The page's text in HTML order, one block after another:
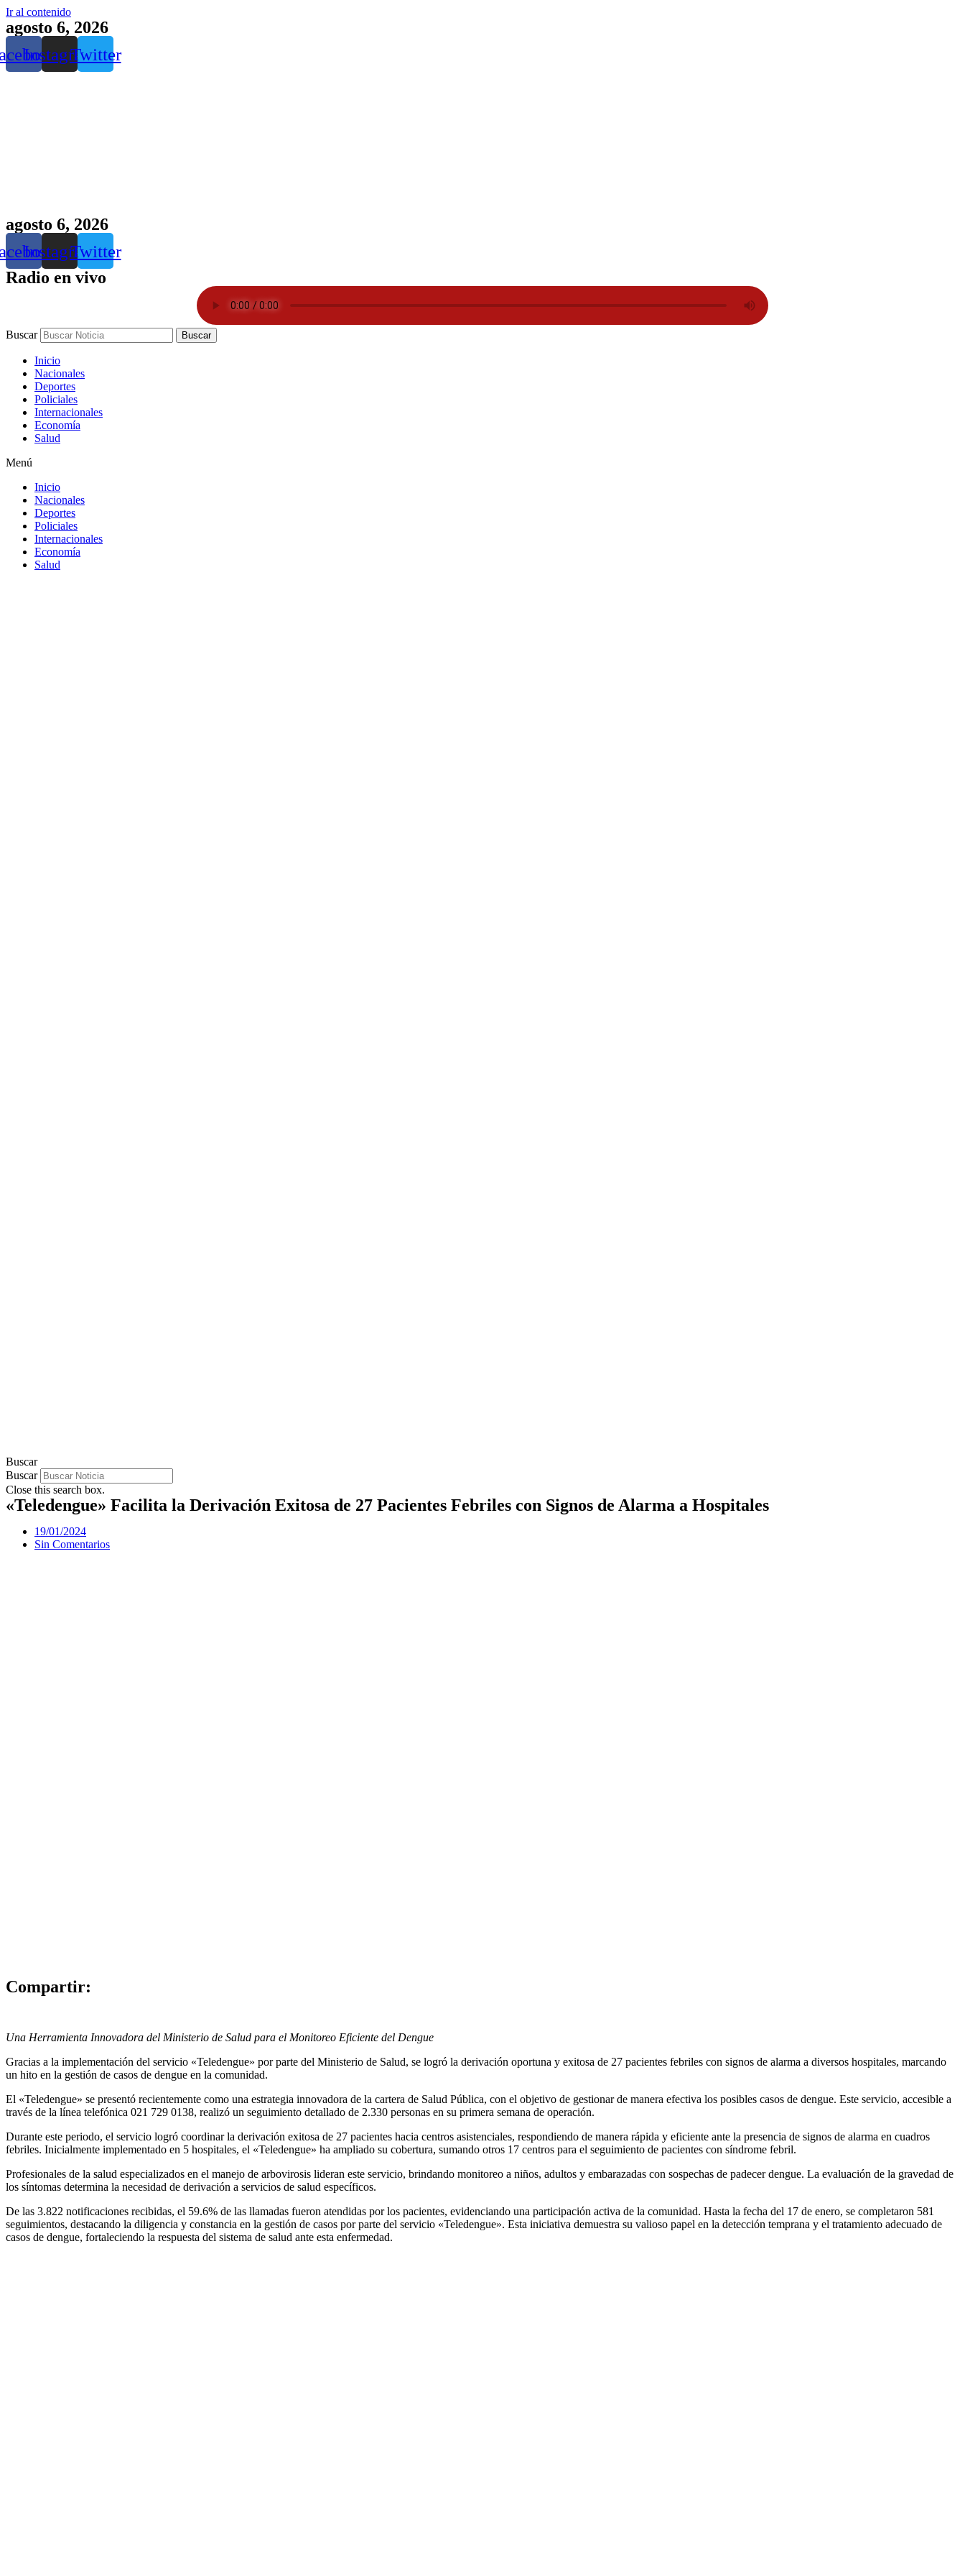
Ir al contenido
agosto 6, 2026
InstagramTwitter
agosto 6, 2026
InstagramTwitter
Radio en vivo
Buscar Buscar
Inicio
Nacionales
Deportes
Policiales
Internacionales
Economía
Salud
Menú
Inicio
Nacionales
Deportes
Policiales
Internacionales
Economía
Salud
Buscar
Buscar
Close this search box.
«Teledengue» Facilita la Derivación Exitosa de 27 Pacientes Febriles con Signos de Alarma a Hospitales
19/01/2024
Sin Comentarios
Compartir:
Una Herramienta Innovadora del Ministerio de Salud para el Monitoreo Eficiente del Dengue
Gracias a la implementación del servicio «Teledengue» por parte del Ministerio de Salud, se logró la derivación oportuna y exitosa de 27 pacientes febriles con signos de alarma a diversos hospitales, marcando
un hito en la gestión de casos de dengue en la comunidad.
El «Teledengue» se presentó recientemente como una estrategia innovadora de la cartera de Salud Pública, con el objetivo de gestionar de manera efectiva los posibles casos de dengue. Este servicio, accesible a
través de la línea telefónica 021 729 0138, realizó un seguimiento detallado de 2.330 personas en su primera semana de operación.
Durante este periodo, el servicio logró coordinar la derivación exitosa de 27 pacientes hacia centros asistenciales, respondiendo de manera rápida y eficiente ante la presencia de signos de alarma en cuadros
febriles. Inicialmente implementado en 5 hospitales, el «Teledengue» ha ampliado su cobertura, sumando otros 17 centros para el seguimiento de pacientes con síndrome febril.
Profesionales de la salud especializados en el manejo de arbovirosis lideran este servicio, brindando monitoreo a niños, adultos y embarazadas con sospechas de padecer dengue. La evaluación de la gravedad de
los síntomas determina la necesidad de derivación a servicios de salud específicos.
De las 3.822 notificaciones recibidas, el 59.6% de las llamadas fueron atendidas por los pacientes, evidenciando una participación activa de la comunidad. Hasta la fecha del 17 de enero, se completaron 581
seguimientos, destacando la diligencia y constancia en la gestión de casos por parte del servicio «Teledengue». Esta iniciativa demuestra su valioso papel en la detección temprana y el tratamiento adecuado de
casos de dengue, fortaleciendo la respuesta del sistema de salud ante esta enfermedad.